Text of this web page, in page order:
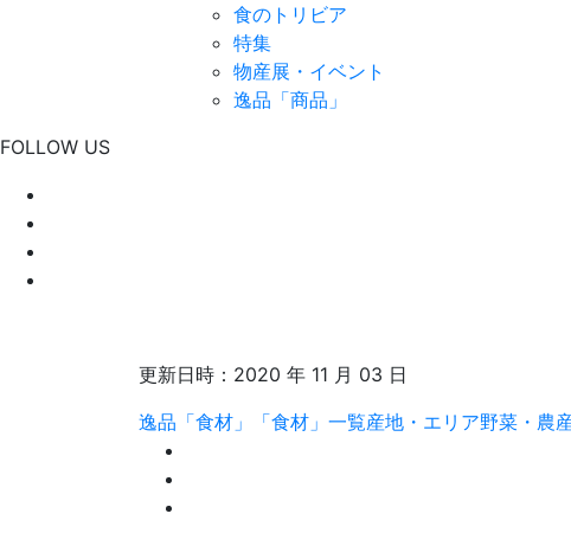
食のトリビア
特集
物産展・イベント
逸品「商品」
FOLLOW US
更新日時： 2020 年 11 月 03 日
逸品「食材」
「食材」一覧産地・エリア野菜・農